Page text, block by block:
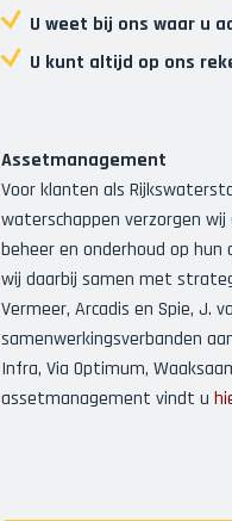
U weet bij ons waar u
U kunt altijd op ons
Assetmanagement
Voor klanten als
waterschappen verzorgen
beheer en onderhoud op hun
wij daarbij samen met
Vermeer, Arcadis en Spie, J.
samenwerkingsverbanden
Infra, Via Optimum,
assetmanagement vindt u